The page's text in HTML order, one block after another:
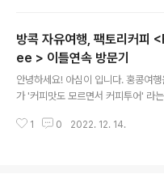
우 들어간 팟타이 하나 주문 팁싸마
오렌지쥬스도 유명하지만 올때마다
기도 했고 가격도 비싸기에 저는 이
요. 물은 25바트 ㅋㅋ 두 팟타이의 맛
지만 색깔의 차이 그리고 뒷쪽에 있는
가 조금 더 단맛이 강합니다. ​ 그리고
방콕 자유여행, 팩토리커
ee > 이틀연속 방문기
안녕하세요! 아심이 입니다. 홍콩여행
가 '커피맛도 모르면서 커피투어' 라
닐라라떼만 주로 마시는 이유는 그냥
1 0 2022. 12. 14.